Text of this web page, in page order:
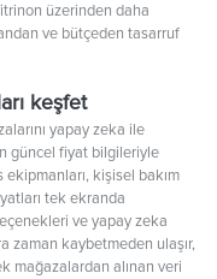
üzerinden daha
ve bütçeden tasarruf
keşfet
yapay zeka ile
güncel fiyat bilgileriyle
kişisel bakım
tek ekranda
ve yapay zeka
zaman kaybetmeden ulaşır,
mağazalardan alınan veri